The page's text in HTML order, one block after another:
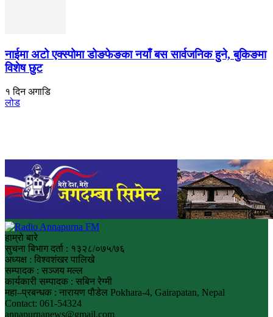
नाईमा अटो एक्स्पोमा डोङफेङका नयाँ बस सार्वजनिक हुने, बुकिङमा
विशेष छुट
१ दिन अगाडि
लोड
हाम्रो बारे
सुचना बिभाग दर्ता : १३२८/०७५/७६
अध्यक्ष : विश्वशंखर पालिखे
सम्पादक : सञ्जय मल्ल
कार्यकारी सम्पादक : सबिन रेग्मी
महा–प्रबन्धक : नारायण पौडेल Pokhara-4, Gairapatan, Nepal
Contact: 061-54324
annapurnanews@gmail.com